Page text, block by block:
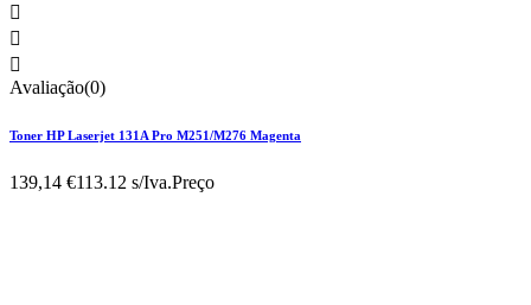



Avaliação(0)
Toner HP Laserjet 131A Pro M251/M276 Magenta
139,14 €113.12 s/Iva.Preço